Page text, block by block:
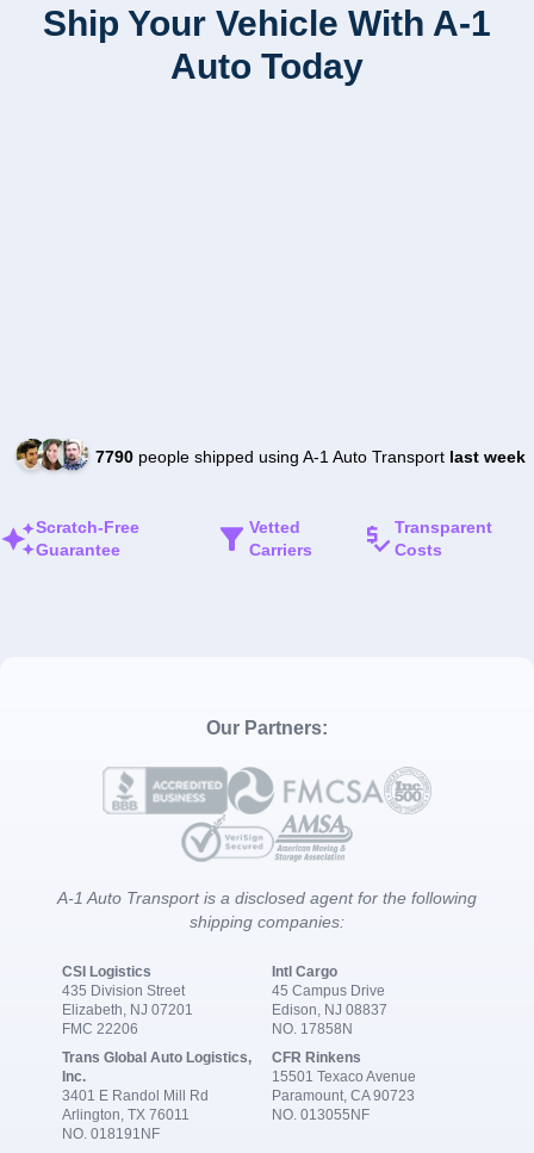
Ship Your Vehicle With A-1
Auto Today
7790people shipped using A-1 Auto Transport last week
Scratch-Free
Guarantee
Vetted
Carriers
Transparent
Costs
Our Partners:
A-1 Auto Transport is a disclosed agent for the following
shipping companies:
CSI Logistics
435 Division Street
Elizabeth, NJ 07201
FMC 22206
Intl Cargo
45 Campus Drive
Edison, NJ 08837
NO. 17858N
Trans Global Auto Logistics,
Inc.
3401 E Randol Mill Rd
Arlington, TX 76011
NO. 018191NF
CFR Rinkens
15501 Texaco Avenue
Paramount, CA 90723
NO. 013055NF